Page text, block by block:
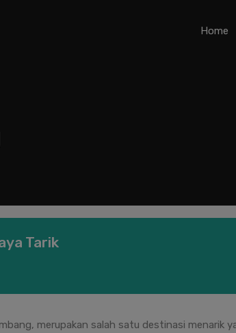
Home
Tarik
merupakan salah satu destinasi menarik